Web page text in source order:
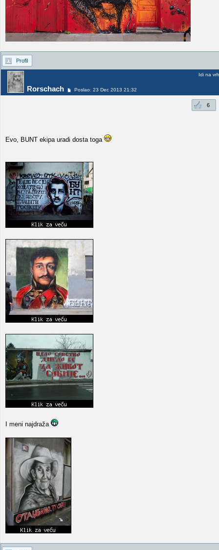
Profil
Rorschach Poslao: 23 Dec 2013 21:32
Idi na vrh
6
Evo, BUNT ekipa uradi dosta toga
I meni najdraža